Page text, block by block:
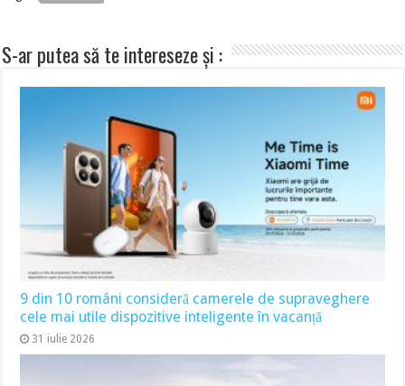
S-ar putea să te intereseze și :
9 din 10 români consideră camerele de supraveghere
cele mai utile dispozitive inteligente în vacanță
31 iulie 2026